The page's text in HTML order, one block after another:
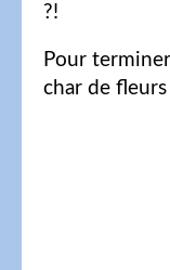
?!
Pour
char de